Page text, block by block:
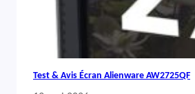
Test & Avis Écran Alienware AW2725QF